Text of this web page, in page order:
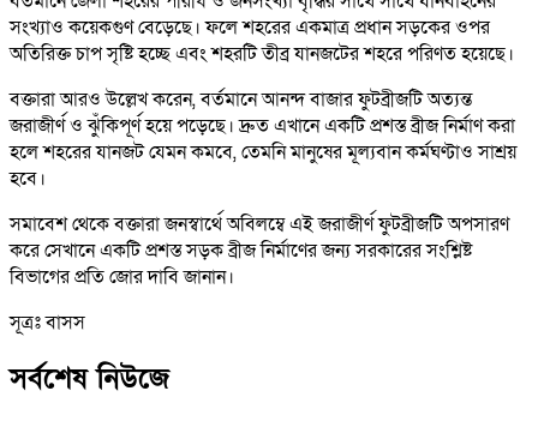
সংখ্যাও কয়েকগুণ বেড়েছে। ফলে শহরের একমাত্র প্রধান সড়কের ওপর
অতিরিক্ত চাপ সৃষ্টি হচ্ছে এবং শহরটি তীব্র যানজটের শহরে পরিণত হয়েছে।
বক্তারা আরও উল্লেখ করেন, বর্তমানে আনন্দ বাজার ফুটব্রীজটি অত্যন্ত
জরাজীর্ণ ও ঝুঁকিপূর্ণ হয়ে পড়েছে। দ্রুত এখানে একটি প্রশস্ত ব্রীজ নির্মাণ করা
হলে শহরের যানজট যেমন কমবে, তেমনি মানুষের মূল্যবান কর্মঘণ্টাও সাশ্রয়
হবে।
সমাবেশ থেকে বক্তারা জনস্বার্থে অবিলম্বে এই জরাজীর্ণ ফুটব্রীজটি অপসারণ
করে সেখানে একটি প্রশস্ত সড়ক ব্রীজ নির্মাণের জন্য সরকারের সংশ্লিষ্ট
বিভাগের প্রতি জোর দাবি জানান।
সূত্রঃ বাসস
সর্বশেষ নিউজে